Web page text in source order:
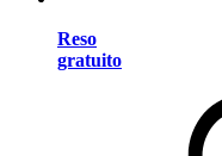
Reso
gratuito